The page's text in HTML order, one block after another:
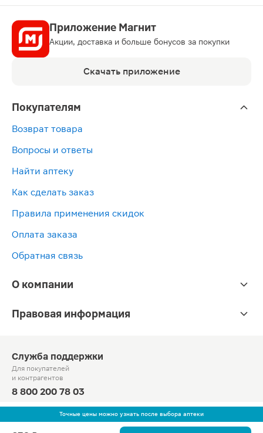
Точные цены можно узнать после выбора аптеки
Приложение Магнит
Акции, доставка и больше бонусов за покупки
Скачать приложение
Покупателям
Возврат товара
Вопросы и ответы
Найти аптеку
Как сделать заказ
Правила применения скидок
Оплата заказа
Обратная связь
О компании
Правовая информация
Служба поддержки
Для покупателей
и контрагентов
8 800 200 78 03
Круглосуточно, звонок по России бесплатный
© Официальный сайт сети «Магнит».